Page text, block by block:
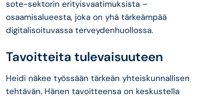
sote-sektorin erityisvaatimuksista –
osaamisalueesta, joka on yhä tärkeämpää
digitalisoituvassa terveydenhuollossa.
Tavoitteita tulevaisuuteen
Heidi näkee työssään tärkeän yhteiskunnallisen
tehtävän. Hänen tavoitteensa on keskustella